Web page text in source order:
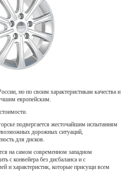
но по своим характеристикам качества и
европейским.
подвергается жесточайшим испытаниям
дорожных ситуаций,
для дисков.
на самом современном западном
с конвейера без дисбаланса и с
и характеристик, которые присущи всем